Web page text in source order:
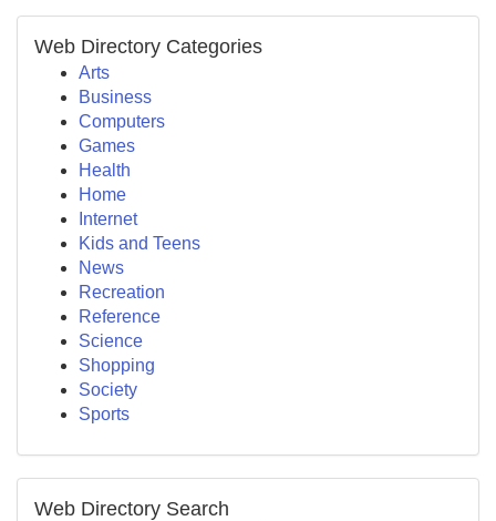
Web Directory Categories
Arts
Business
Computers
Games
Health
Home
Internet
Kids and Teens
News
Recreation
Reference
Science
Shopping
Society
Sports
Web Directory Search